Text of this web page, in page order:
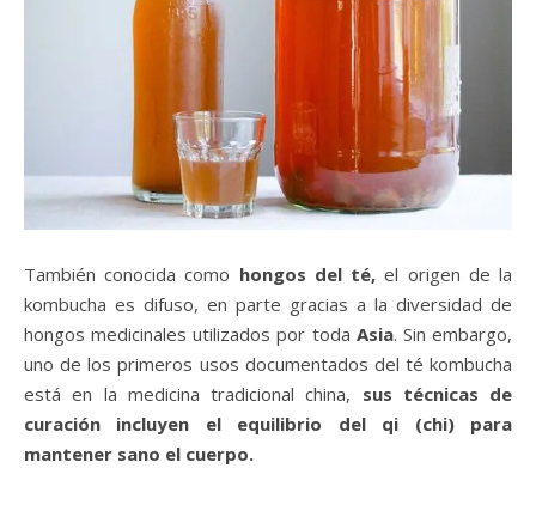
También conocida como hongos del té, el origen de la
kombucha es difuso, en parte gracias a la diversidad de
hongos medicinales utilizados por toda Asia. Sin embargo,
uno de los primeros usos documentados del té kombucha
está en la medicina tradicional china, sus técnicas de
curación incluyen el equilibrio del qi (chi) para
mantener sano el cuerpo.